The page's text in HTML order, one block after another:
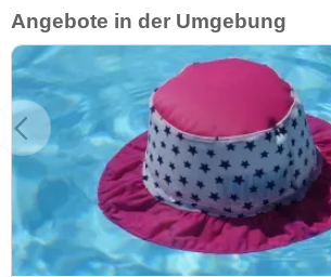
Angebote in der Umgebung